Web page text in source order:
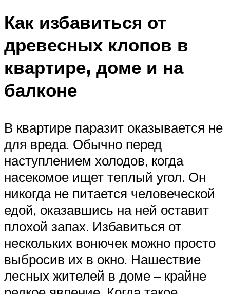
Как избавиться от
древесных клопов в
квартире, доме и на
балконе
В квартире паразит оказывается не
для вреда. Обычно перед
наступлением холодов, когда
насекомое ищет теплый угол. Он
никогда не питается человеческой
едой, оказавшись на ней оставит
плохой запах. Избавиться от
нескольких вонючек можно просто
выбросив их в окно. Нашествие
лесных жителей в доме – крайне